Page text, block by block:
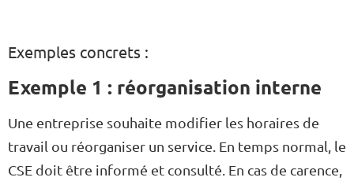
Exemples concrets :
Exemple 1 : réorganisation interne
Une entreprise souhaite modifier les horaires de
travail ou réorganiser un service. En temps normal, le
CSE doit être informé et consulté. En cas de carence,